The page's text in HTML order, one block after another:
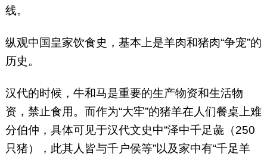
线。
纵观中国皇家饮食史，基本上是羊肉和猪肉“争宠”的
历史。
汉代的时候，牛和马是重要的生产物资和生活物
资，禁止食用。而作为“大牢”的猪羊在人们餐桌上难
分伯仲，具体可见于汉代文史中“泽中千足彘（250
只猪），此其人皆与千户侯等”以及家中有“千足羊